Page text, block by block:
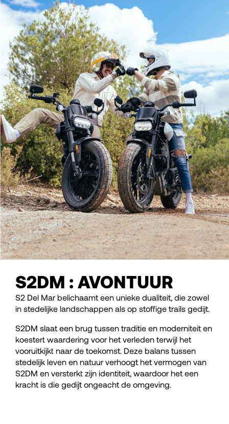
S2DM : AVONTUUR
S2 Del Mar belichaamt een unieke dualiteit, die zowel
in stedelijke landschappen als op stoffige trails gedijt.
S2DM slaat een brug tussen traditie en moderniteit en
koestert waardering voor het verleden terwijl het
vooruitkijkt naar de toekomst. Deze balans tussen
stedelijk leven en natuur verhoogt het vermogen van
S2DM en versterkt zijn identiteit, waardoor het een
kracht is die gedijt ongeacht de omgeving.